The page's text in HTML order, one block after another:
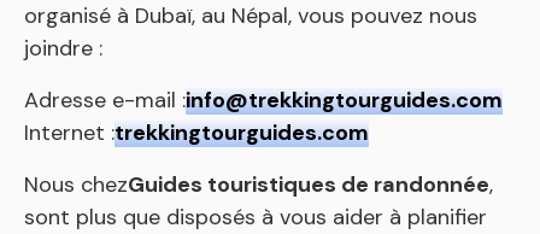
organisé à Dubaï, au Népal, vous pouvez nous
joindre :
Adresse e-mail :info@trekkingtourguides.com
Internet :trekkingtourguides.com
Nous chezGuides touristiques de randonnée,
sont plus que disposés à vous aider à planifier